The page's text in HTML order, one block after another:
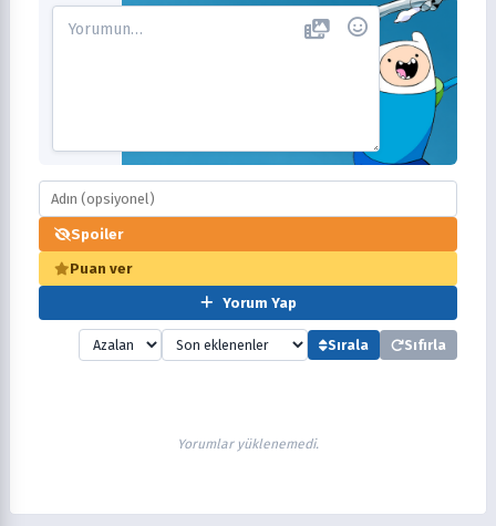
Spoiler
Puan ver
Yorum Yap
Sırala Sıfırla
Yorumlar yüklenemedi.